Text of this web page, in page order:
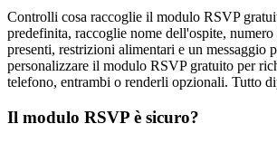
Controlli cosa raccoglie il modulo RSVP
predefinita, raccoglie nome dell'ospite,
presenti, restrizioni alimentari e un messaggio
personalizzare il modulo RSVP gratuito per
telefono, entrambi o renderli opzionali. Tutto
Il modulo RSVP è sicuro?